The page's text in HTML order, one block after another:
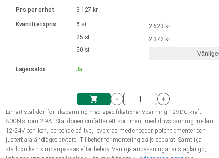
Enhetssystem
Kundkorg
Solenoids
Ø 28-42| 1-1400 rpm | <= 290Ncm
Styrningar borstlösa DC motorer
Styrningar DC motorer
Drivsteg 2-6 A
Synkrona-Asynkrona | för 1-4 ställdon
Synkrona-Asynkrona | för 1-4 ställdon
Français (EUR)
Polski (EUR)
Norsk (NOK)
Pris per enhet
Kvantitetspris
Lagersaldo
3 127 kr
5 st
25 st
50 st
Ja
2 623 kr
2 372 kr
-
+
Linjärt ställdon för likspänning med specifikationer spänning 12VDC kraft
800N ström 2,9A. Ställdonen omfattar ett sortiment med drivspänning mellan
12-24V och kan, beroende på typ, levereras med encoder, potentiomenter och
justerbara ändlägesbrytare. Tillbehör för montering säljs separat. Samtliga
ställdon kan kundanpassas efter behov. Vanliga anpassningar är slaglängd,